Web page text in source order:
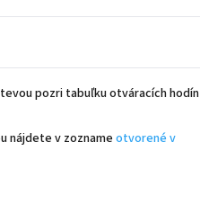
pozri tabuľku otváracích hodín
nájdete v zozname otvorené v